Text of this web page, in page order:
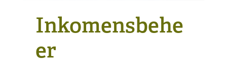
Inkomensbehe
er